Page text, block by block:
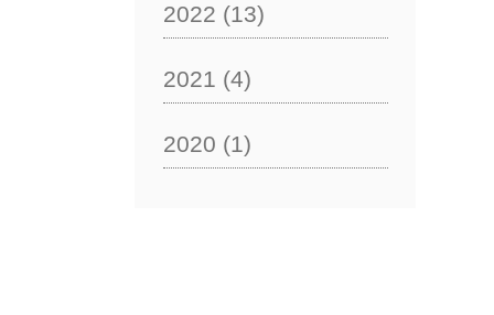
2022 (13)
2021 (4)
2020 (1)